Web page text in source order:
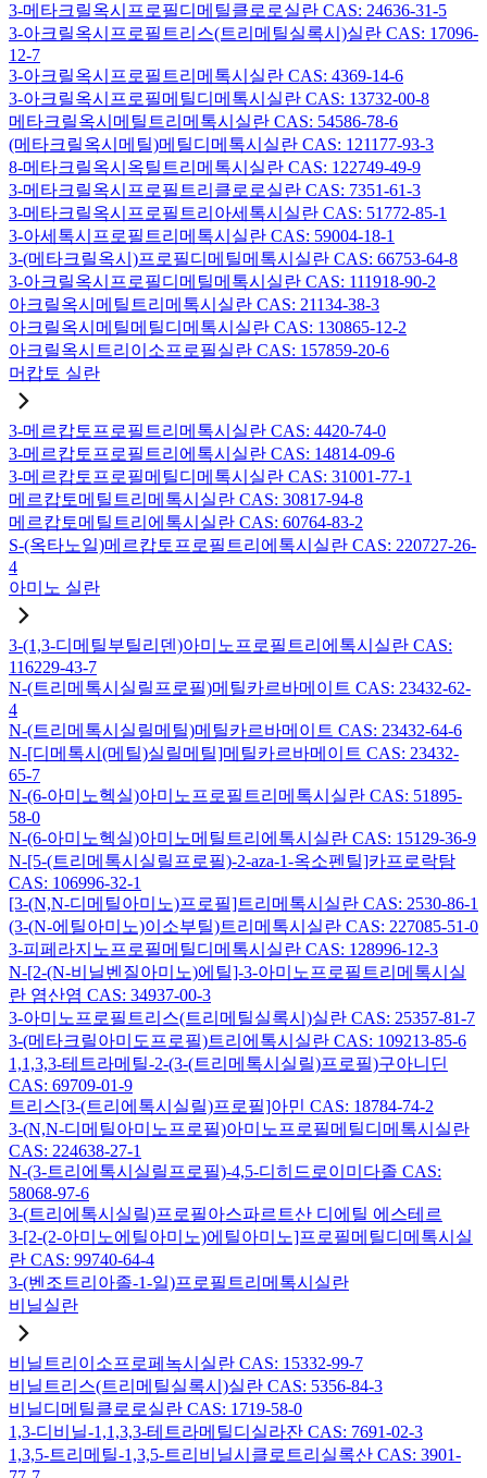
3-메타크릴옥시프로필디메틸클로로실란 CAS: 24636-31-5
3-아크릴옥시프로필트리스(트리메틸실록시)실란 CAS: 17096-
12-7
3-아크릴옥시프로필트리메톡시실란 CAS: 4369-14-6
3-아크릴옥시프로필메틸디메톡시실란 CAS: 13732-00-8
메타크릴옥시메틸트리메톡시실란 CAS: 54586-78-6
(메타크릴옥시메틸)메틸디메톡시실란 CAS: 121177-93-3
8-메타크릴옥시옥틸트리메톡시실란 CAS: 122749-49-9
3-메타크릴옥시프로필트리클로로실란 CAS: 7351-61-3
3-메타크릴옥시프로필트리아세톡시실란 CAS: 51772-85-1
3-아세톡시프로필트리메톡시실란 CAS: 59004-18-1
3-(메타크릴옥시)프로필디메틸메톡시실란 CAS: 66753-64-8
3-아크릴옥시프로필디메틸메톡시실란 CAS: 111918-90-2
아크릴옥시메틸트리메톡시실란 CAS: 21134-38-3
아크릴옥시메틸메틸디메톡시실란 CAS: 130865-12-2
아크릴옥시트리이소프로필실란 CAS: 157859-20-6
머캅토 실란
3-메르캅토프로필트리메톡시실란 CAS: 4420-74-0
3-메르캅토프로필트리에톡시실란 CAS: 14814-09-6
3-메르캅토프로필메틸디메톡시실란 CAS: 31001-77-1
메르캅토메틸트리메톡시실란 CAS: 30817-94-8
메르캅토메틸트리에톡시실란 CAS: 60764-83-2
S-(옥타노일)메르캅토프로필트리에톡시실란 CAS: 220727-26-
4
아미노 실란
3-(1,3-디메틸부틸리덴)아미노프로필트리에톡시실란 CAS:
116229-43-7
N-(트리메톡시실릴프로필)메틸카르바메이트 CAS: 23432-62-
4
N-(트리메톡시실릴메틸)메틸카르바메이트 CAS: 23432-64-6
N-[디메톡시(메틸)실릴메틸]메틸카르바메이트 CAS: 23432-
65-7
N-(6-아미노헥실)아미노프로필트리메톡시실란 CAS: 51895-
58-0
N-(6-아미노헥실)아미노메틸트리에톡시실란 CAS: 15129-36-9
N-[5-(트리메톡시실릴프로필)-2-aza-1-옥소펜틸]카프로락탐
CAS: 106996-32-1
[3-(N,N-디메틸아미노)프로필]트리메톡시실란 CAS: 2530-86-1
(3-(N-에틸아미노)이소부틸)트리메톡시실란 CAS: 227085-51-0
3-피페라지노프로필메틸디메톡시실란 CAS: 128996-12-3
N-[2-(N-비닐벤질아미노)에틸]-3-아미노프로필트리메톡시실
란 염산염 CAS: 34937-00-3
3-아미노프로필트리스(트리메틸실록시)실란 CAS: 25357-81-7
3-(메타크릴아미도프로필)트리에톡시실란 CAS: 109213-85-6
1,1,3,3-테트라메틸-2-(3-(트리메톡시실릴)프로필)구아니딘
CAS: 69709-01-9
트리스[3-(트리에톡시실릴)프로필]아민 CAS: 18784-74-2
3-(N,N-디메틸아미노프로필)아미노프로필메틸디메톡시실란
CAS: 224638-27-1
N-(3-트리에톡시실릴프로필)-4,5-디히드로이미다졸 CAS:
58068-97-6
3-(트리에톡시실릴)프로필아스파르트산 디에틸 에스테르
3-[2-(2-아미노에틸아미노)에틸아미노]프로필메틸디메톡시실
란 CAS: 99740-64-4
3-(벤조트리아졸-1-일)프로필트리메톡시실란
비닐실란
비닐트리이소프로페녹시실란 CAS: 15332-99-7
비닐트리스(트리메틸실록시)실란 CAS: 5356-84-3
비닐디메틸클로로실란 CAS: 1719-58-0
1,3-디비닐-1,1,3,3-테트라메틸디실라잔 CAS: 7691-02-3
1,3,5-트리메틸-1,3,5-트리비닐시클로트리실록산 CAS: 3901-